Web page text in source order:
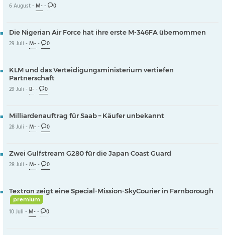
6 August -M-- 0
Die Nigerian Air Force hat ihre erste M-346FA übernommen
29 Juli -M-- 0
KLM und das Verteidigungsministerium vertiefen
Partnerschaft
29 Juli -B-- 0
Milliardenauftrag für Saab – Käufer unbekannt
28 Juli -M-- 0
Zwei Gulfstream G280 für die Japan Coast Guard
28 Juli -M-- 0
Textron zeigt eine Special-Mission-SkyCourier in Farnborough
premium
10 Juli -M-- 0